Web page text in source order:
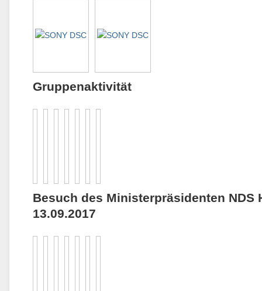
Gruppenaktivität
Besuch des Ministerpräsidenten NDS
13.09.2017